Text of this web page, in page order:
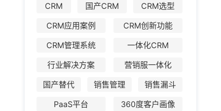
CRM 国产CRM
CRM选型
CRM应用案例
CRM创新功能
CRM管理系统
一体化CRM
行业解决方案
营销服一体化
国产替代
销售管理
销售漏斗
PaaS平台
360度客户画像